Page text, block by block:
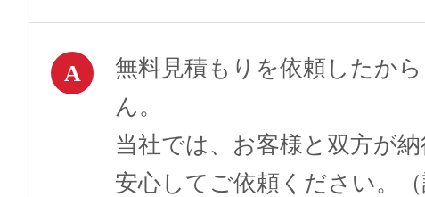
A
無料見積もりを依頼したか
ん。
当社では、お客様と双方が
安心してご依頼ください。